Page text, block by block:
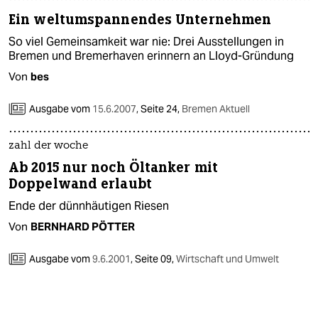
Ein weltumspannendes Unternehmen
So viel Gemeinsamkeit war nie: Drei Ausstellungen in
Bremen und Bremerhaven erinnern an Lloyd-Gründung
Von bes
Ausgabe vom 15.6.2007,Seite 24, Bremen Aktuell
zahl der woche
Ab 2015 nur noch Öltanker mit
Doppelwand erlaubt
Ende der dünnhäutigen Riesen
Von BERNHARD PÖTTER
Ausgabe vom9.6.2001,Seite 09,Wirtschaft und Umwelt